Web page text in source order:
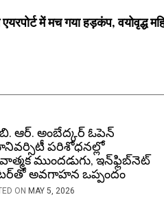
में मच गया हड़कंप, वयोवृद्ध
ఆర్. అంబేద్కర్ ఓపెన్
పరిశోధనల్లో
ముందడుగు, ఇన్‌ఫ్లిబ్‌నెట్
అవగాహన ఒప్పందం
ON MAY 5, 2026